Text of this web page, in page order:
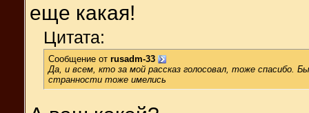
еще какая!
Цитата:
Сообщение от rusadm-33
Да, и всем, кто за мой рассказ голосовал, тоже спасибо.
странности тоже имелись